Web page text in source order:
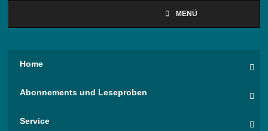
MENÜ
Home
Abonnements und Leseproben
Service